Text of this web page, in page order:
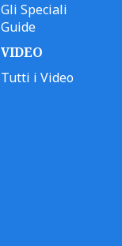
Gli Speciali
Guide
VIDEO
Tutti i Video